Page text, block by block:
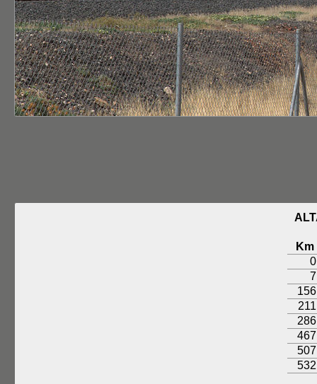
Km
0
7
156
211
286
467
507
532